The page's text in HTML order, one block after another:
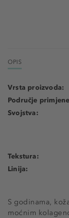
OPIS
S godinama,
moćnim
Vrsta proizvoda:
Područje
Svojstva:
Tekstura:
Linija: